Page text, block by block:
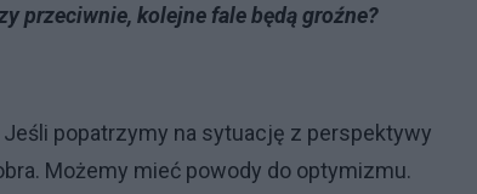
przeciwnie, kolejne fale będą groźne?
popatrzymy na sytuację z perspektywy
Możemy mieć powody do optymizmu.